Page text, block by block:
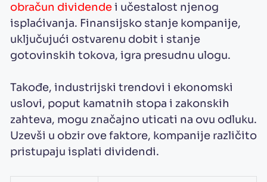
obračun dividendei učestalost njenog
isplaćivanja. Finansijsko stanje kompanije,
uključujući ostvarenu dobit i stanje
gotovinskih tokova, igra presudnu ulogu.
Takođe, industrijski trendovi i ekonomski
uslovi, poput kamatnih stopa i zakonskih
zahteva, mogu značajno uticati na ovu odluku.
Uzevši u obzir ove faktore, kompanije različito
pristupaju isplati dividendi.